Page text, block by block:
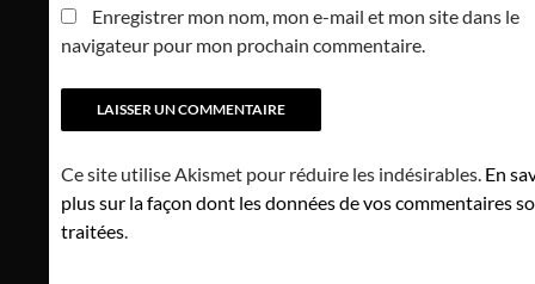
Enregistrer mon nom, mon e-mail et mon site dans le
navigateur pour mon prochain commentaire.
Ce site utilise Akismet pour réduire les indésirables. En
plus sur la façon dont les données de vos commentaires
traitées.